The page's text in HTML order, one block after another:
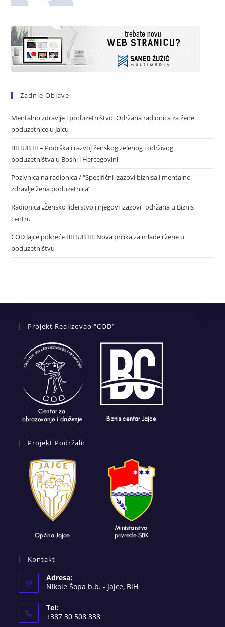
Zadnje Objave
Mentalno zdravlje i poduzetništvo: Održana radionica za žene
poduzetnice u Jajcu
BIHUB III – Podrška i razvoj ženskog zelenog i održivog
poduzetništva u Bosni i Hercegovini
Pozivnica na radionica / “Specifični izazovi biznisa i mentalno
zdravlje žena poduzetnica”
Radionica „Žensko liderstvo i njegovi izazovi“ održana u Biznis
centru
COD Jajce pokreće BIHUB III: Nova prilika za mlade i žene u
poduzetništvu
Projekt Realizovao “COD”
Projekt Podržali:
Kontakt
Adresa:
Nikole Šopa b.b. - Jajce, BiH
Tel:
+387 30 508 838